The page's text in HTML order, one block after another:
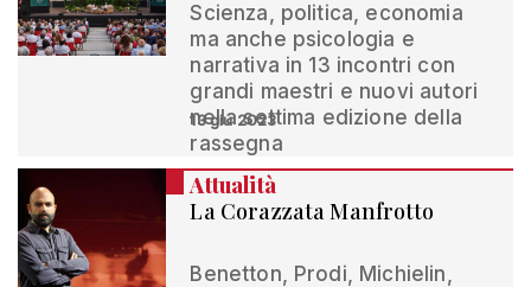
Scienza, politica, economia
ma anche psicologia e
narrativa in 13 incontri con
grandi maestri e nuovi autori
nella settima edizione della
rassegna
13 giu 2023
Attualità
La Corazzata Manfrotto
Benetton, Prodi, Michielin,